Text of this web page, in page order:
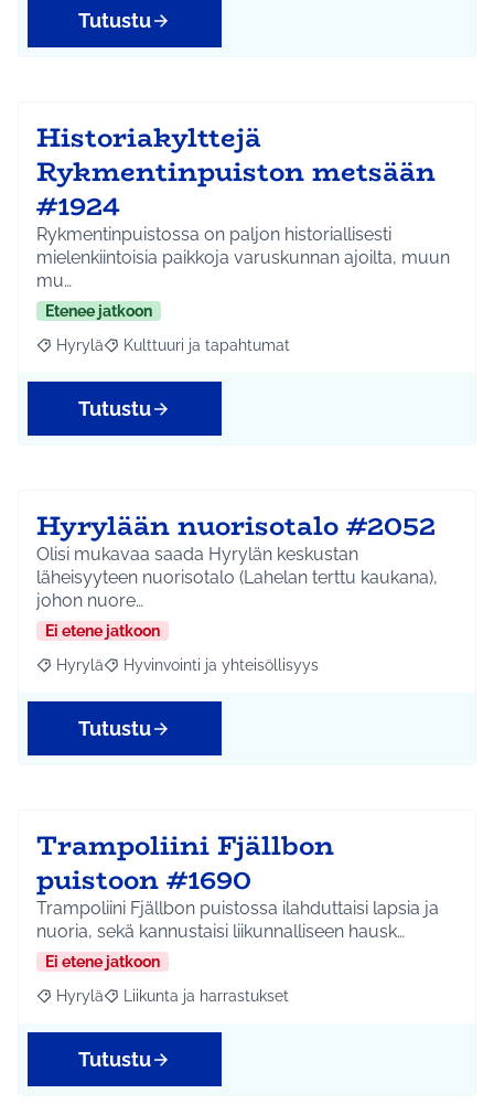
Tutustu
Historiakylttejä
Rykmentinpuiston metsään
#1924
Rykmentinpuistossa on paljon historiallisesti
mielenkiintoisia paikkoja varuskunnan ajoilta, muun
mu…
Etenee jatkoon
Rajaa tulokset aihepiirin mukaan: Hyrylä
Hyrylä Rajaa tulokset teeman mukaan: Kulttuuri ja
Kulttuuri ja tapahtumat
Tutustu
Hyrylään nuorisotalo #2052
Olisi mukavaa saada Hyrylän keskustan
läheisyyteen nuorisotalo (Lahelan terttu kaukana),
johon nuore…
Ei etene jatkoon
Rajaa tulokset aihepiirin mukaan: Hyrylä
Hyrylä Rajaa tulokset teeman mukaan: Hyvinvointi ja
Hyvinvointi ja yhteisöllisyys
Tutustu
Trampoliini Fjällbon
puistoon #1690
Trampoliini Fjällbon puistossa ilahduttaisi lapsia ja
nuoria, sekä kannustaisi liikunnalliseen hausk…
Ei etene jatkoon
Rajaa tulokset aihepiirin mukaan: Hyrylä
Hyrylä Rajaa tulokset teeman mukaan: Liikunta ja
Liikunta ja harrastukset
Tutustu